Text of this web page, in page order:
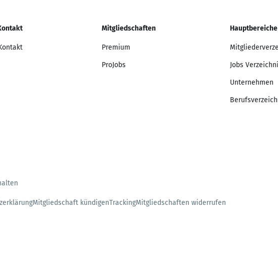
Mitgliedschaften
Premium
ProJobs
Hauptbereiche
Jobs
Unternehmen
Mitgliedschaft kündigenTrackingMitgliedschaften widerrufen